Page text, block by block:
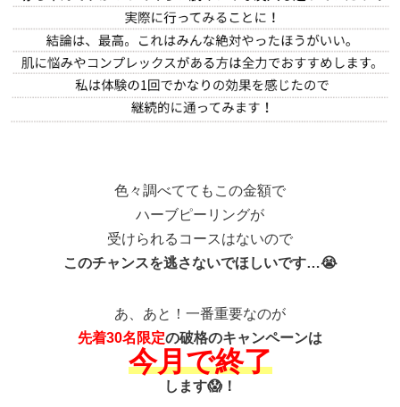
色々調べててもこの金額で
ハーブピーリングが
受けられるコースはないので
このチャンスを逃さないでほしいです…😭
あ、あと！一番重要なのが
先着30名限定の破格のキャンペーンは
今月で終了
します😱！